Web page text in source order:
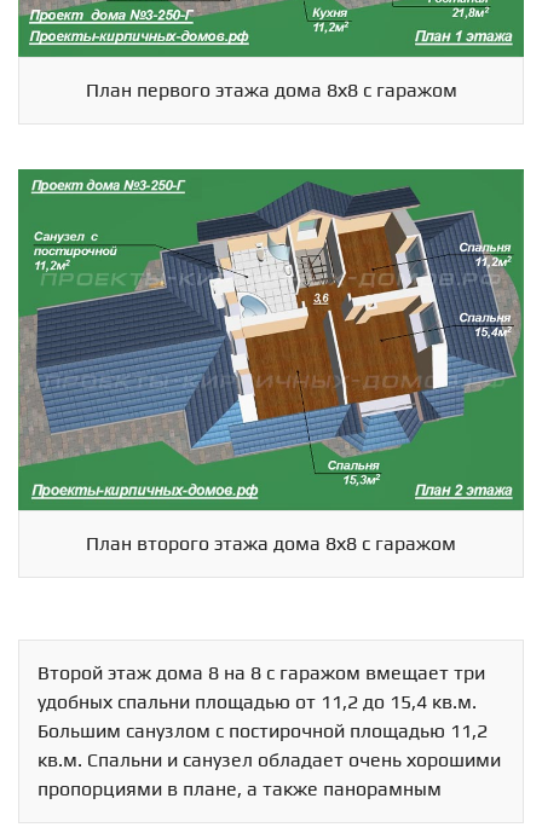
План первого этажа дома 8х8 с гаражом
План второго этажа дома 8х8 с гаражом
Второй этаж дома 8 на 8 с гаражом вмещает три
удобных спальни площадью от 11,2 до 15,4 кв.м.
Большим санузлом с постирочной площадью 11,2
кв.м. Спальни и санузел обладает очень хорошими
пропорциями в плане, а также панорамным